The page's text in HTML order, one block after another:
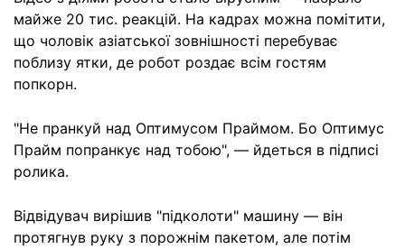
майже 20 тис. реакцій. На кадрах можна помітити,
що чоловік азіатської зовнішності перебуває
поблизу ятки, де робот роздає всім гостям
попкорн.
"Не пранкуй над Оптимусом Праймом. Бо Оптимус
Прайм попранкує над тобою", — йдеться в підписі
ролика.
Відвідувач вирішив "підколоти" машину — він
протягнув руку з порожнім пакетом, але потім